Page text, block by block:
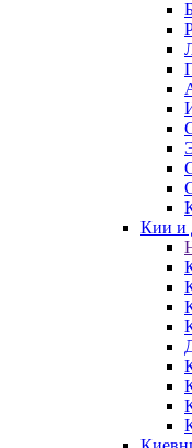
Кии и